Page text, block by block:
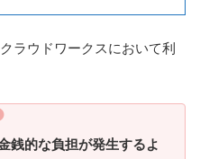
ラウドワークスにおいて利
銭的な負担が発生するよ